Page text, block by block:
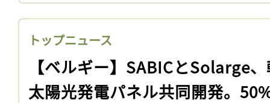
トップニュース
【ベルギー】SABICとSolarge
太陽光発電パネル共同開発。